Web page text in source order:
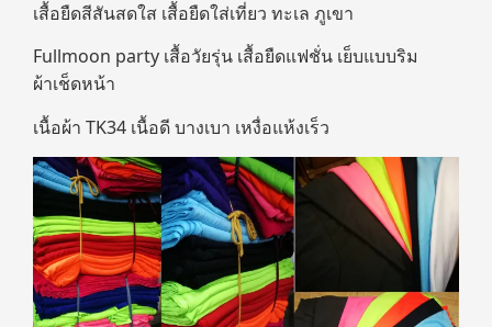
เสื้อยืดสีสันสดใส เสื้อยืดใส่เที่ยว ทะเล ภูเขา
Fullmoon party เสื้อวัยรุ่น เสื้อยืดแฟชั่น เย็บแบบริม
ผ้าเช็ดหน้า
เนื้อผ้า TK34 เนื้อดี บางเบา เหงื่อแห้งเร็ว